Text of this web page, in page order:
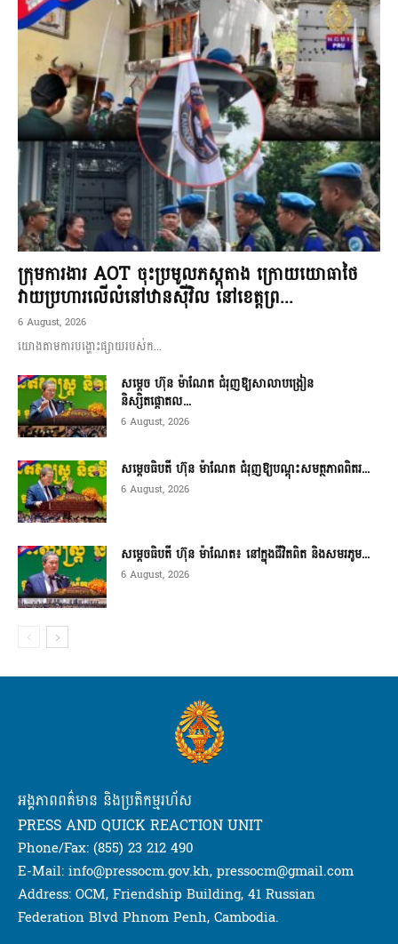
ក្រុមការងារ AOT ចុះប្រមូលភស្តុតាង ក្រោយយោធាថៃ
វាយប្រហារលើលំនៅឋានស៊ីវិល នៅខេត្តព្រ...
6 August, 2026
យោងតាមការបង្ហោះផ្សាយរបស់ក...
សម្តេច ហ៊ុន ម៉ាណែត ជំរុញឱ្យសាលាបង្រៀន
និស្សិតផ្តោតល...
6 August, 2026
សម្តេចធិបតី ហ៊ុន ម៉ាណែត ជំរុញឱ្យបណ្តុះសមត្ថភាពពិតរ...
6 August, 2026
សម្តេចធិបតី ហ៊ុន ម៉ាណែត៖ នៅក្នុងជីវិតពិត និងសមរភូម...
6 August, 2026
អង្គភាពពត៌មាន និងប្រតិកម្មរហ័ស
PRESS AND QUICK REACTION UNIT
Phone/Fax: (855) 23 212 490
E-Mail: info@pressocm.gov.kh, pressocm@gmail.com
Address: OCM, Friendship Building, 41 Russian
Federation Blvd Phnom Penh, Cambodia.